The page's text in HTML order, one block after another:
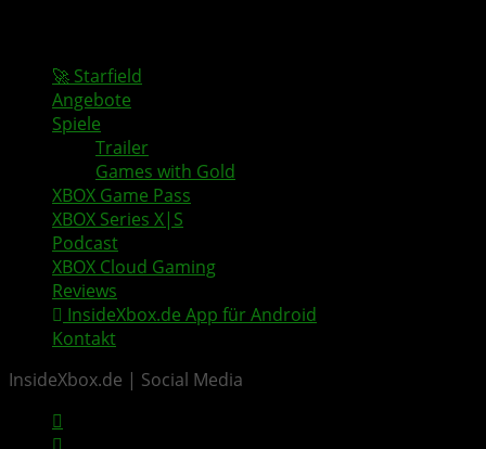
🚀 Starfield
Angebote
Spiele
Trailer
Games with Gold
XBOX Game Pass
XBOX Series X|S
Podcast
XBOX Cloud Gaming
Reviews
InsideXbox.de App für Android
Kontakt
InsideXbox.de | Social Media